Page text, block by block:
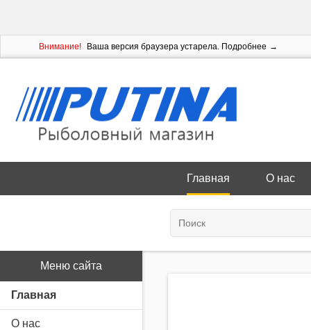
Внимание! Ваша версия браузера устарела. Подробнее
Главная О нас
Меню сайта
Главная
О нас